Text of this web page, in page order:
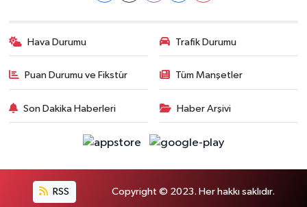
Hava Durumu Trafik Durumu
Puan Durumu ve Fikstür Tüm Manşetler
Son Dakika Haberleri Haber Arşivi
RSS Copyright © 2023. Her hakkı saklıdır.